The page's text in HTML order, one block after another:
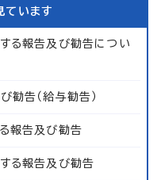
ています
る報告及び勧告につい
勧告（給与勧告）
報告及び勧告
る報告及び勧告